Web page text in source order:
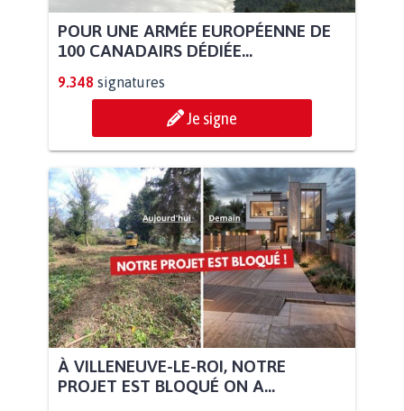
POUR UNE ARMÉE EUROPÉENNE DE
100 CANADAIRS DÉDIÉE...
9.348 signatures
Je signe
À VILLENEUVE-LE-ROI, NOTRE
PROJET EST BLOQUÉ ON A...